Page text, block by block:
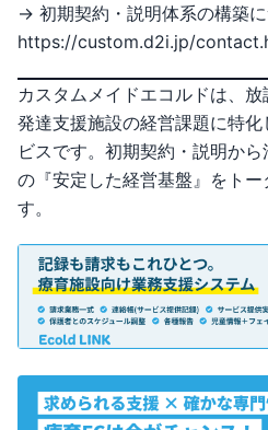
→ 初期契約・説明体系の構築
https://custom.d2i.jp/
カスタムメイドエコルドは、
発達支援施設の経営課題に特
ビスです。初期契約・説明か
の『安定した経営基盤』をト
す。